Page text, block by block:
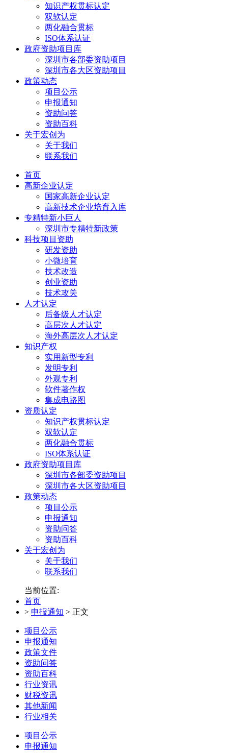
知识产权贯标认定
双软认定
两化融合贯标
ISO体系认证
政府资助项目库
深圳市各部委资助项目
深圳市各大区资助项目
政策动态
项目公示
申报通知
资助问答
资助百科
关于宏创为
关于我们
联系我们
首页
高新企业认定
国家高新企业认定
高新技术企业培育入库
专精特新小巨人
深圳市专精特新政策
科技项目资助
研发资助
小微培育
技术改造
创业资助
技术攻关
人才认定
后备级人才认定
高层次人才认定
海外高层次人才认定
知识产权
实用新型专利
发明专利
外观专利
软件著作权
集成电路图
资质认定
知识产权贯标认定
双软认定
两化融合贯标
ISO体系认证
政府资助项目库
深圳市各部委资助项目
深圳市各大区资助项目
政策动态
项目公示
申报通知
资助问答
资助百科
关于宏创为
关于我们
联系我们
当前位置:
首页
> 申报通知 > 正文
项目公示
申报通知
政策文件
资助问答
资助百科
行业资讯
财税资讯
其他新闻
行业相关
项目公示
申报通知